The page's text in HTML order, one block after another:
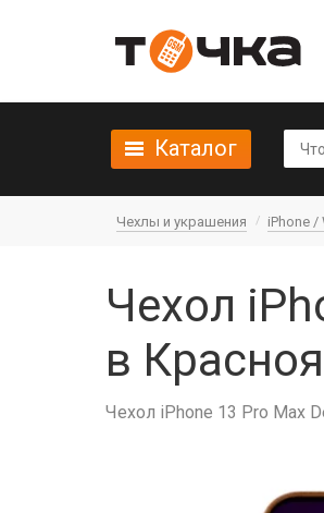
Каталог
Чехлы и украшения iPhone /
Чехол
в
Чехол iPhone 13 Pro Max